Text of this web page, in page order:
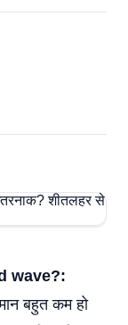
wave?:
बहुत कम हो